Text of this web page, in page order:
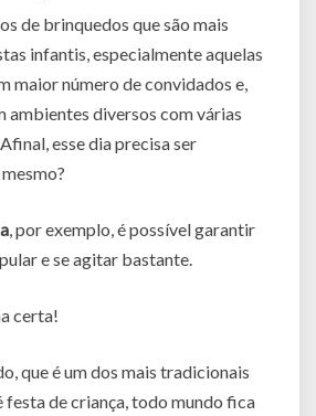
de brinquedos que são mais
infantis, especialmente aquelas
maior número de convidados e,
ambientes diversos com várias
esse dia precisa ser
, por exemplo, é possível garantir
e se agitar bastante.
certa!
que é um dos mais tradicionais
festa de criança, todo mundo fica